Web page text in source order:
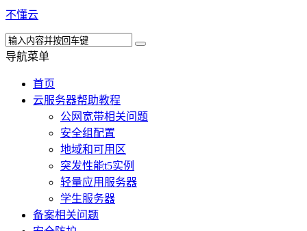
不懂云
导航菜单
首页
云服务器帮助教程
公网宽带相关问题
安全组配置
地域和可用区
突发性能t5实例
轻量应用服务器
学生服务器
备案相关问题